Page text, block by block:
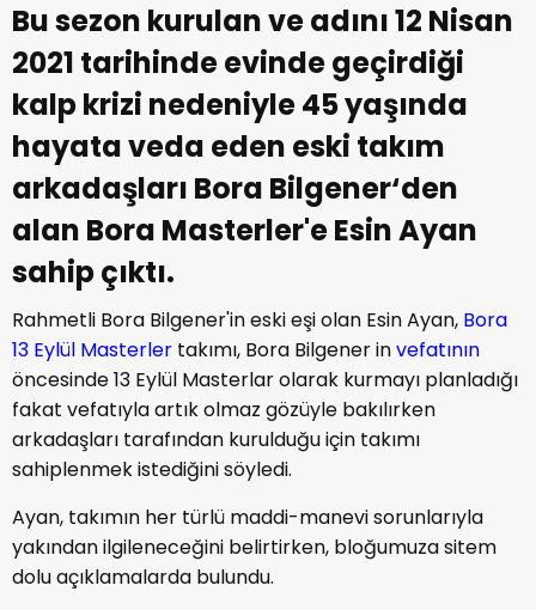
Bu sezon kurulan ve adını 12 Nisan
2021 tarihinde evinde geçirdiği
kalp krizi nedeniyle 45 yaşında
hayata veda eden eski takım
arkadaşları Bora Bilgener‘den
alan Bora Masterler'e Esin Ayan
sahip çıktı.
Rahmetli Bora Bilgener'in eski eşi olan Esin Ayan, Bora
13 Eylül Masterler takımı, Bora Bilgener invefatının
öncesinde 13 Eylül Masterlar olarak kurmayı planladığı
fakat vefatıyla artık olmaz gözüyle bakılırken
arkadaşları tarafından kurulduğu için takımı
sahiplenmek istediğini söyledi.
Ayan, takımın her türlü maddi-manevi sorunlarıyla
yakından ilgileneceğini belirtirken, bloğumuza sitem
dolu açıklamalarda bulundu.